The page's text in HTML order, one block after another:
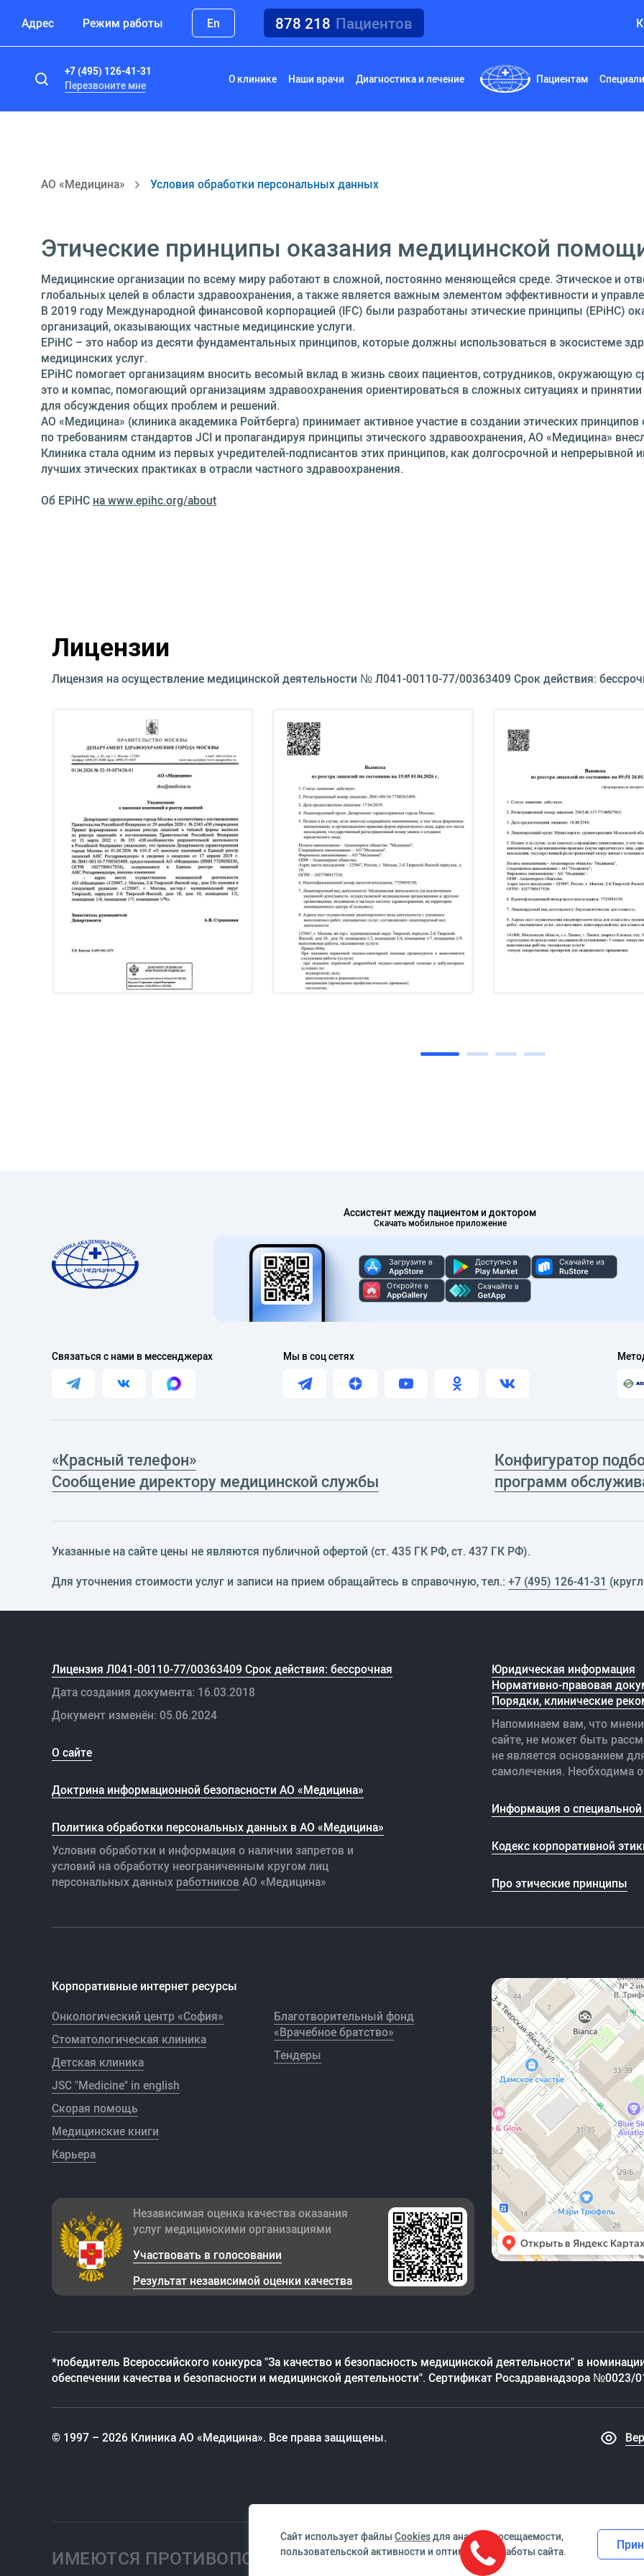
Адрес Режим работы En 878 218 Пациентов
+7 (495) 126-41-31
Перезвоните мне
О клинике Наши врачи Диагностика и лечение Пациентам
АО «Медицина» Условия обработки персональных данных
Этические принципы оказания медицинской
Медицинские организации по всему миру работают в сложной, постоянно меняющейся среде. Этическое и
глобальных целей в области здравоохранения, а также является важным элементом эффективности и
В 2019 году Международной финансовой корпорацией (IFC) были разработаны этические принципы (EPiHC)
организаций, оказывающих частные медицинские услуги.
EPiHC – это набор из десяти фундаментальных принципов, которые должны использоваться в экосистеме
медицинских услуг.
EPiHC помогает организациям вносить весомый вклад в жизнь своих пациентов, сотрудников, окружающую
это и компас, помогающий организациям здравоохранения ориентироваться в сложных ситуациях и
для обсуждения общих проблем и решений.
АО «Медицина» (клиника академика Ройтберга) принимает активное участие в создании этических
по требованиям стандартов JCI и пропагандируя принципы этического здравоохранения, АО «Медицина»
Клиника стала одним из первых учредителей-подписантов этих принципов, как долгосрочной и
лучших этических практиках в отрасли частного здравоохранения.
Об EPiHC на www.epihc.org/about
Лицензии
Лицензия на осуществление медицинской деятельности № Л041-00110-77/00363409 Срок действия:
Ассистент между пациентом и доктором
Скачать мобильное приложение
Связаться с нами в мессенджерах Мы в соц сетях
«Красный телефон»
Сообщение директору медицинской службы
Конфигуратор
программ
Указанные на сайте цены не являются публичной офертой (ст. 435 ГК РФ, cт. 437 ГК РФ).
Для уточнения стоимости услуг и записи на прием обращайтесь в справочную, тел.: +7 (495) 126-41-31
Лицензия Л041-00110-77/00363409 Срок действия: бессрочная
Дата создания документа: 16.03.2018
Документ изменён: 05.06.2024
О сайте
Доктрина информационной безопасности АО «Медицина»
Политика обработки персональных данных в АО «Медицина»
Условия обработки и информация о наличии запретов и
условий на обработку неограниченным кругом лиц
персональных данных работниковАО «Медицина»
Юридическая информация
Нормативно-правовая
Порядки, клинические
Напоминаем вам, что
сайте, не может быть
не является основанием
самолечения. Необходима
Информация о
Кодекс корпоративной
Про этические принципы
Корпоративные интернет ресурсы
Онкологический центр «София»
Стоматологическая клиника
Детская клиника
JSC "Medicine" in english
Скорая помощь
Благотворительный фонд
«Врачебное братство»
Тендеры
Медицинские книги
Карьера
Независимая оценка качества оказания
услуг медицинскими организациями
Участвовать в голосовании
Результат независимой оценки качества
*победитель Всероссийского конкурса "За качество и безопасность медицинской деятельности" в
обеспечении качества и безопасности и медицинской деятельности". Сертификат Росздравнадзора
© 1997 – 2026 Клиника АО «Медицина». Все права защищены.
ИМЕЮТСЯ ПРОТИВОПОКАЗАНИЯ. НЕОБХОДИМО
Сайт использует файлы Cookiesдля анализа посещаемости,
пользовательской активности и оптимизации работы сайта.